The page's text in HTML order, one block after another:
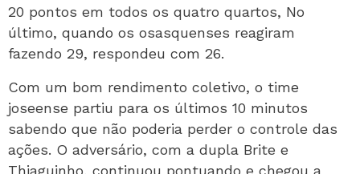
20 pontos em todos os quatro quartos, No
último, quando os osasquenses reagiram
fazendo 29, respondeu com 26.
Com um bom rendimento coletivo, o time
joseense partiu para os últimos 10 minutos
sabendo que não poderia perder o controle das
ações. O adversário, com a dupla Brite e
Thiaguinho, continuou pontuando e chegou a